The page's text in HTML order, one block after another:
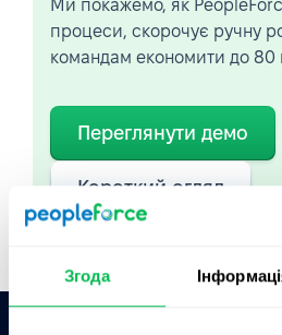
Згода
Ми покажемо, як
процеси, скорочує ручну
командам економити до 80
Переглянути демо
Короткий огляд